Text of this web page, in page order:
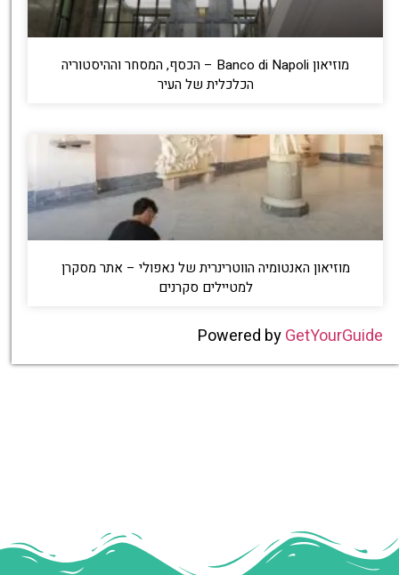
מוזיאון Banco di Napoli – הכסף, המסחר וההיסטוריה
הכלכלית של העיר
מוזיאון האנטומיה הווטרינרית של נאפולי – אתר מסקרן
למטיילים סקרנים
Powered byGetYourGuide